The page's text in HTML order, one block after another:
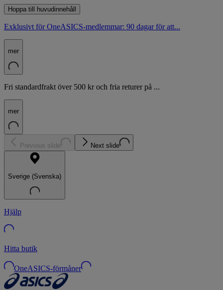
Hoppa till huvudinnehåll
Exklusivt för OneASICS-medlemmar: 90 dagar för att...
mer
Fri standardfrakt över 500 kr och fria returer på ...
mer
Previous slide Next slide
Sverige (Svenska)
Hjälp
Hitta butik
OneASICS-förmåner